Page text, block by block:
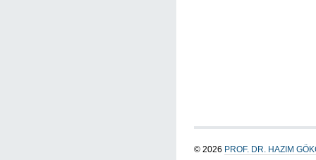
© 2026 PROF. DR. HAZIM